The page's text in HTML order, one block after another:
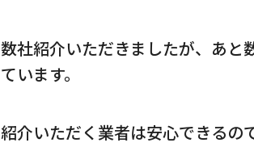
数社紹介いただきましたが、あと
ています。
紹介いただく業者は安心できるの